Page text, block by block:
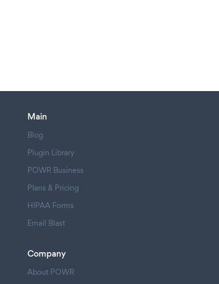
Main
Blog
Plugin Library
POWR Business
Plans & Pricing
HIPAA Forms
Email Blast
Company
About POWR